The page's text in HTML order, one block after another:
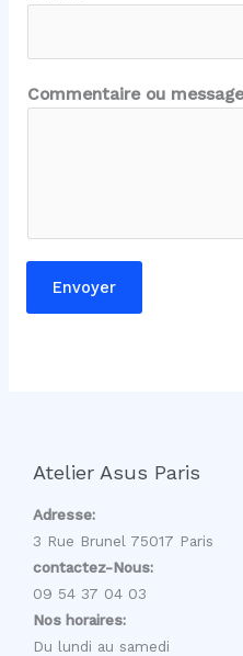
t
i
r
e
e
Commentaire ou message
Envoyer
Atelier Asus Paris
Adresse:
3 Rue Brunel 75017 Paris
contactez-Nous:
09 54 37 04 03
Nos horaires:
Du lundi au samedi